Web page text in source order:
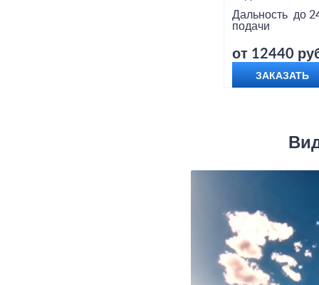
Дальность
подачи
до
от 12440
ЗАКАЗАТЬ